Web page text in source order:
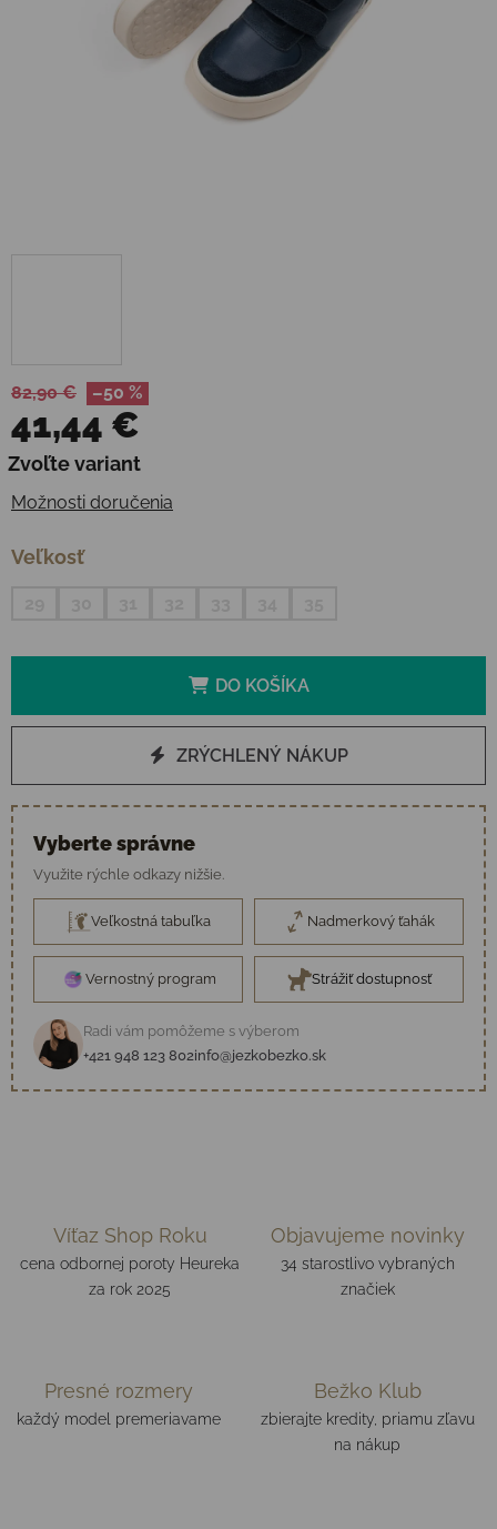
82,90 € –50 %
41,44 €
Jednotková cena:
Zvoľte variant
Možnosti doručenia
Veľkosť
DO KOŠÍKA
ZRÝCHLENÝ NÁKUP
Vyberte správne
Využite rýchle odkazy nižšie.
Veľkostná tabuľka Nadmerkový ťahák
Vernostný program Strážiť dostupnosť
Radi vám pomôžeme s výberom
+421 948 123 802info@jezkobezko.sk
Víťaz Shop Roku
cena odbornej poroty Heureka
za rok 2025
Objavujeme novinky
34 starostlivo vybraných
značiek
Presné rozmery
každý model premeriavame
Bežko Klub
zbierajte kredity, priamu zľavu
na nákup